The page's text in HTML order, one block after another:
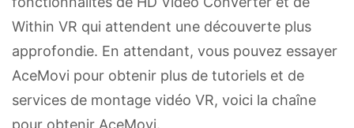
Within VR qui attendent une découverte plus
approfondie. En attendant, vous pouvez essayer
AceMovi pour obtenir plus de tutoriels et de
services de montage vidéo VR, voici la chaîne